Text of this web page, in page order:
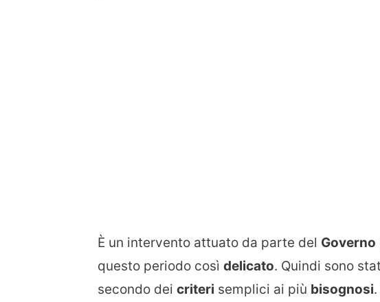
Ѐ un intervento attuato da parte del Governo
questo periodo così delicato. Quindi sono
secondo dei criteri semplici ai più bisognosi